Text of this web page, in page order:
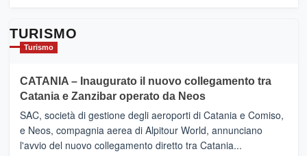
TURISMO
Turismo
CATANIA – Inaugurato il nuovo collegamento tra
Catania e Zanzibar operato da Neos
SAC, società di gestione degli aeroporti di Catania e Comiso,
e Neos, compagnia aerea di Alpitour World, annunciano
l'avvio del nuovo collegamento diretto tra Catania...